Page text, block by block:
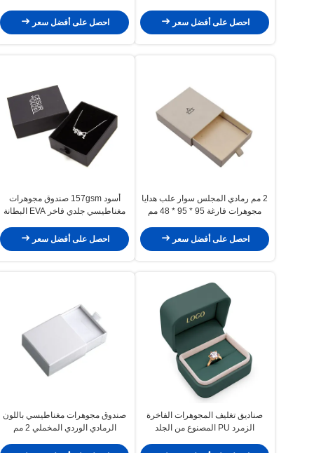
احصل على أفضل سعر
احصل على أفضل سعر
2 مم رمادي المجلس سوار علب هدايا
مجوهرات فارغة 95 * 95 * 48 مم
احصل على أفضل سعر
أسود 157gsm صندوق مجوهرات
مغناطيسي جلدي فاخر EVA البطانة
احصل على أفضل سعر
صناديق تغليف المجوهرات الفاخرة
الزمرد PU المصنوع من الجلد
صندوق مجوهرات مغناطيسي باللون
الرمادي الوردي المخملي 2 مم